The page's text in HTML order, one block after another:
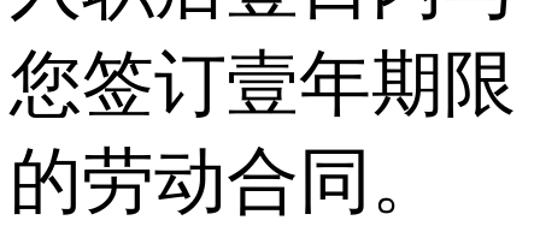
您签订壹年期限
的劳动合同。